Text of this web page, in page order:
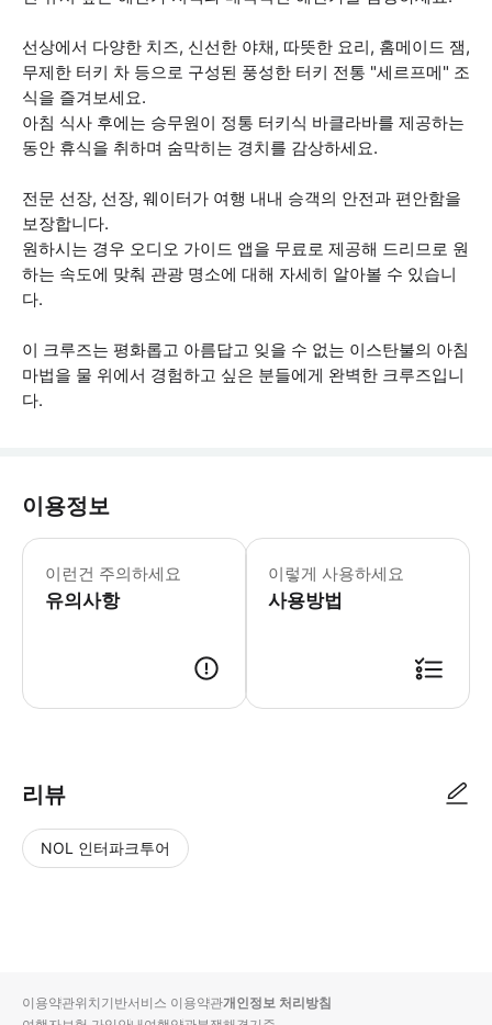
선상에서 다양한 치즈, 신선한 야채, 따뜻한 요리, 홈메이드 잼,
무제한 터키 차 등으로 구성된 풍성한 터키 전통 "세르프메" 조
식을 즐겨보세요.
아침 식사 후에는 승무원이 정통 터키식 바클라바를 제공하는
동안 휴식을 취하며 숨막히는 경치를 감상하세요.
전문 선장, 선장, 웨이터가 여행 내내 승객의 안전과 편안함을
보장합니다.
원하시는 경우 오디오 가이드 앱을 무료로 제공해 드리므로 원
하는 속도에 맞춰 관광 명소에 대해 자세히 알아볼 수 있습니
다.
이 크루즈는 평화롭고 아름답고 잊을 수 없는 이스탄불의 아침
마법을 물 위에서 경험하고 싶은 분들에게 완벽한 크루즈입니
다.
이용정보
이런건 주의하세요
유의사항
참고: 이 상품은 개인 투어가 아닌 그
이렇게 사용하세요
사용방법
리뷰
NOL 인터파크투어
입니
순
상
이용약관위치기반서비스 이용약관개인정보 처리방침